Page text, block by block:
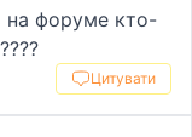
на форуме кто-
Цитувати